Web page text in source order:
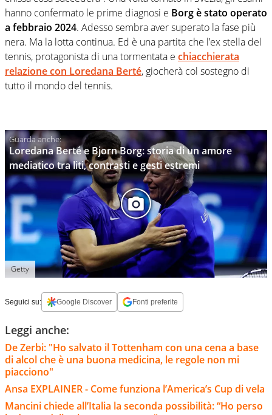
hanno confermato le prime diagnosi e Borg è stato operato
a febbraio 2024. Adesso sembra aver superato la fase più
nera. Ma la lotta continua. Ed è una partita che l’ex stella del
tennis, protagonista di una tormentata e chiacchierata
relazione con Loredana Berté, giocherà col sostegno di
tutto il mondo del tennis.
Loredana Berté e Bjorn Borg: storia di un amore
mediatico tra liti, contrasti e gesti estremi
Getty
Seguici su: Google Discover Fonti preferite
Leggi anche:
De Zerbi: "Ho salvato il Tottenham con una cena a base
di alcol che è una buona medicina, le regole non mi
piacciono"
Ansa EXPLAINER - Come funziona l’America’s Cup di vela
Mancini chiede all’Italia la seconda possibilità: “Ho perso